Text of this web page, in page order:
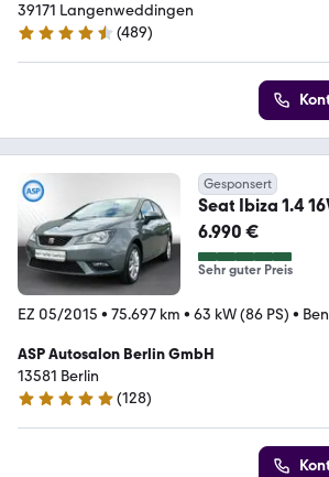
39171 Langenweddingen
4.6 Sterne
(489)
Gesponsert
Seat Ibiza 1.4
Technik&Winter
6.990 €
Sehr guter Preis
EZ 05/2015 • 75.697 km • 63 kW (86 PS) •
ASP Autosalon Berlin GmbH
13581 Berlin
4.8 Sterne
(128)